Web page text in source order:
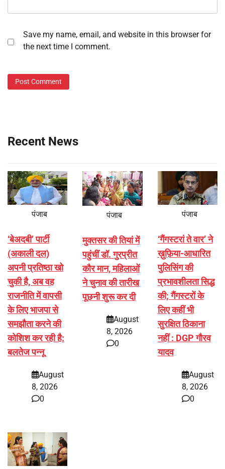
Save my name, email, and website in this browser for
the next time I comment.
Recent News
पंजाब
‘बेअदबी’ पार्टी
(अकाली दल)
अपनी प्रतिष्ठा खो
चुकी है, अब वह
राजनीति में वापसी
के लिए भाजपा से
समझौता करने की
कोशिश कर रही है:
बलतेज पन्नू
August
8, 2026
0
पंजाब
मुक्तसर की तियां में
पहुंचीं डॉ. गुरप्रीत
कौर मान, महिलाओं
ने चुनाव की तारीख
पूछनी शुरू कर दी
August
8, 2026
0
पंजाब
‘गैंगस्टरां ते वार’ ने
ख़ुफ़िया-आधारित
पुलिसिंग की
प्रभावशीलता सिद्ध
की; गैंगस्टरों के
लिए कहीं भी
सुरक्षित ठिकाना
नहीं : DGP गौरव
यादव
August
8, 2026
0